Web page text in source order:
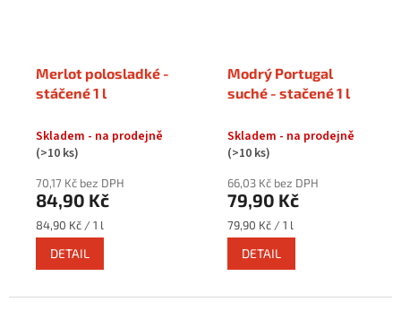
Merlot polosladké -
stáčené 1 l
Skladem - na prodejně
(>10 ks)
70,17 Kč bez DPH
84,90 Kč
Měrná
cena:
84,90 Kč / 1 l
DETAIL
Modrý Portugal
suché - stačené 1 l
Skladem - na prodejně
(>10 ks)
66,03 Kč bez DPH
79,90 Kč
Měrná
cena:
79,90 Kč / 1 l
DETAIL